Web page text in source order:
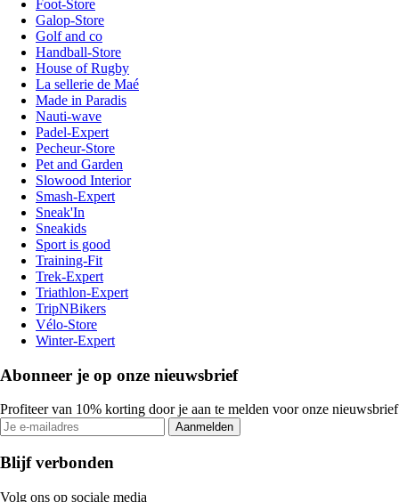
Foot-Store
Galop-Store
Golf and co
Handball-Store
House of Rugby
La sellerie de Maé
Made in Paradis
Nauti-wave
Padel-Expert
Pecheur-Store
Pet and Garden
Slowood Interior
Smash-Expert
Sneak'In
Sneakids
Sport is good
Training-Fit
Trek-Expert
Triathlon-Expert
TripNBikers
Vélo-Store
Winter-Expert
Abonneer je op onze nieuwsbrief
Profiteer van 10% korting door je aan te melden voor onze nieuwsbrief
Aanmelden
Blijf verbonden
Volg ons op sociale media